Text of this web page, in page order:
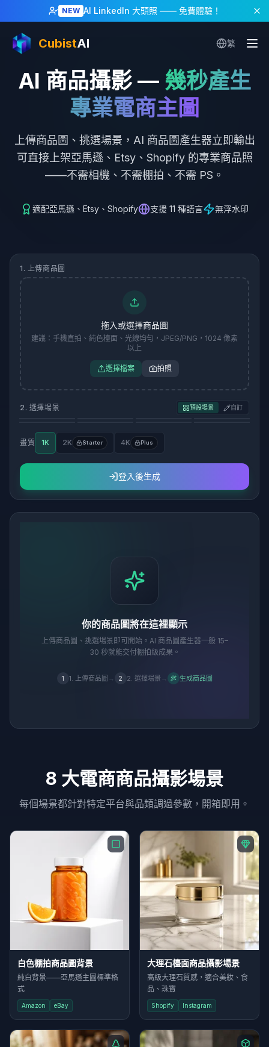
NEW AI LinkedIn 大頭照 —— 免費體驗！
CubistAI 繁
AI 商品攝影— 幾秒產生
專業電商主圖
上傳商品圖、挑選場景，AI 商品圖產生器立即輸出
可直接上架亞馬遜、Etsy、Shopify 的專業商品照
——不需相機、不需棚拍、不需 PS。
適配亞馬遜、Etsy、Shopify 支援 11 種語言 無浮水印
免費 AI 商品攝影產生器
1. 上傳商品圖
拖入或選擇商品圖
建議：手機直拍、純色檯面、光線均勻，JPEG/PNG，1024 像素
以上
選擇檔案 拍照
2. 選擇場景 預設場景 自訂
白色棚拍商品圖背景 原木桌面商品圖背景 現代水泥商品攝影場景
畫質 1K 2K Starter 4K Plus
登入後生成
你的商品圖將在這裡顯示
上傳商品圖、挑選場景即可開始。AI 商品圖產生器一般 15–
30 秒就能交付棚拍級成果。
1 1. 上傳商品圖 → 2 2. 選擇場景 → 生成商品圖
8 大電商商品攝影場景
每個場景都針對特定平台與品類調過參數，開箱即用。
白色棚拍商品圖背景
純白背景——亞馬遜主圖標準格
式
Amazon eBay
大理石檯面商品攝影場景
高級大理石質感，適合美妝、食
品、珠寶
Shopify Instagram